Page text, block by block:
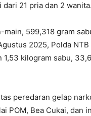
21 pria dan 2 wanita.
599,318 gram
2025, Polda
kilogram sabu,
peredaran gelap
POM, Bea Cukai, dan